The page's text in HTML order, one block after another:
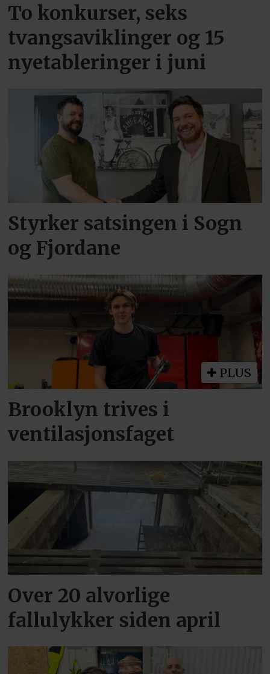
To konkurser, seks
tvangsaviklinger og 15
nyetableringer i juni
Styrker satsingen i Sogn
og Fjordane
PLUS
Brooklyn trives i
ventilasjonsfaget
Over 20 alvorlige
fallulykker siden april